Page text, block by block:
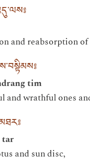
and reabsorption
tim
and wrathful ones
tar
and sun disc,